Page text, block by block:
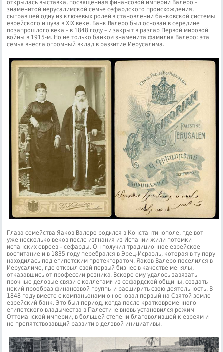
открылась выставка, посвященная финансовой империи Валеро –
знаменитой иерусалимской семье сефардского происхождения,
сыгравшей одну из ключевых ролей в становлении банковской системы
еврейского ишува в XIX веке. Банк Валеро был основан в середине
позапрошлого века – в 1848 году – и закрыт в разгар Первой мировой
войны в 1915-м. Но не только банком знаменита фамилия Валеро: эта
семья внесла огромный вклад в развитие Иерусалима.
Глава семейства Яаков Валеро родился в Константинополе, где вот
уже несколько веков после изгнания из Испании жили потомки
испанских евреев – сефарды. Он получил традиционное еврейское
воспитание и в 1835 году перебрался в Эрец-Исраэль, которая в ту пору
находилась под египетским протекторатом. Яаков Валеро поселился в
Иерусалиме, где открыл свой первый бизнес в качестве менялы,
отказавшись от профессии резника. Вскоре ему удалось завязать
прочные деловые связи с коллегами из сефардской общины, создать
некий прообраз финансовой группы и расширить свою деятельность. В
1848 году вместе с компаньонами он основал первый на Святой земле
еврейский банк. Это был период, когда после кратковременного
египетского владычества в Палестине вновь установился режим
Оттоманской империи, в большей степени благоволившей к евреям и
не препятствовавщий развитию деловой инициативы.